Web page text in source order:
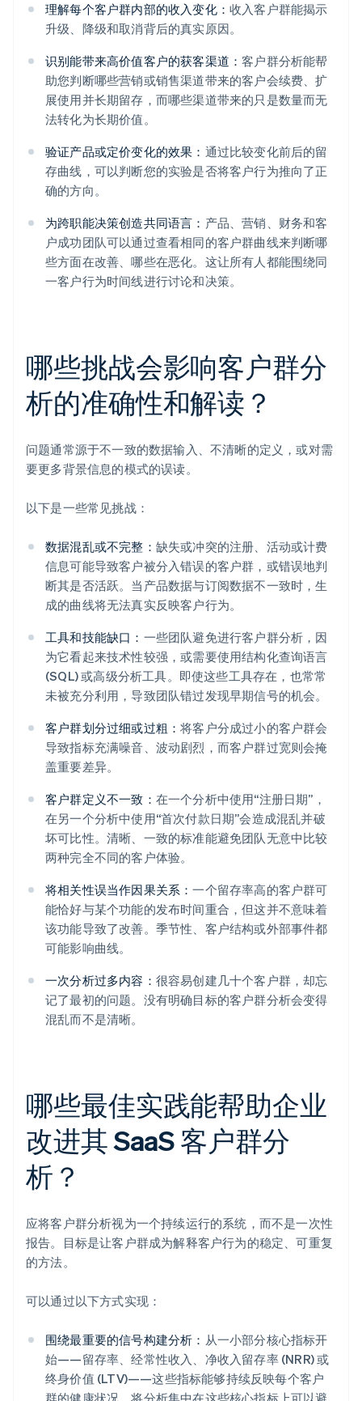
理解每个客户群内部的收入变化： 收入客户群能揭示
升级、降级和取消背后的真实原因。
识别能带来高价值客户的获客渠道：客户群分析能帮
助您判断哪些营销或销售渠道带来的客户会续费、扩
展使用并长期留存，而哪些渠道带来的只是数量而无
法转化为长期价值。
验证产品或定价变化的效果： 通过比较变化前后的留
存曲线，可以判断您的实验是否将客户行为推向了正
确的方向。
为跨职能决策创造共同语言： 产品、营销、财务和客
户成功团队可以通过查看相同的客户群曲线来判断哪
些方面在改善、哪些在恶化。这让所有人都能围绕同
一客户行为时间线进行讨论和决策。
哪些挑战会影响客户群分
析的准确性和解读？
问题通常源于不一致的数据输入、不清晰的定义，或对需
要更多背景信息的模式的误读。
以下是一些常见挑战：
数据混乱或不完整： 缺失或冲突的注册、活动或计费
信息可能导致客户被分入错误的客户群，或错误地判
断其是否活跃。当产品数据与订阅数据不一致时，生
成的曲线将无法真实反映客户行为。
工具和技能缺口： 一些团队避免进行客户群分析，因
为它看起来技术性较强，或需要使用结构化查询语言
(SQL) 或高级分析工具。即使这些工具存在，也常常
未被充分利用，导致团队错过发现早期信号的机会。
客户群划分过细或过粗：将客户分成过小的客户群会
导致指标充满噪音、波动剧烈，而客户群过宽则会掩
盖重要差异。
客户群定义不一致： 在一个分析中使用“注册日期”，
在另一个分析中使用“首次付款日期”会造成混乱并破
坏可比性。清晰、一致的标准能避免团队无意中比较
两种完全不同的客户体验。
将相关性误当作因果关系：一个留存率高的客户群可
能恰好与某个功能的发布时间重合，但这并不意味着
该功能导致了改善。季节性、客户结构或外部事件都
可能影响曲线。
一次分析过多内容： 很容易创建几十个客户群，却忘
记了最初的问题。没有明确目标的客户群分析会变得
混乱而不是清晰。
哪些最佳实践能帮助企业
改进其 SaaS 客户群分
析？
应将客户群分析视为一个持续运行的系统，而不是一次性
报告。目标是让客户群成为解释客户行为的稳定、可重复
的方法。
可以通过以下方式实现：
围绕最重要的信号构建分析： 从一小部分核心指标开
始——留存率、经常性收入、净收入留存率 (NRR) 或
终身价值 (LTV)——这些指标能够持续反映每个客户